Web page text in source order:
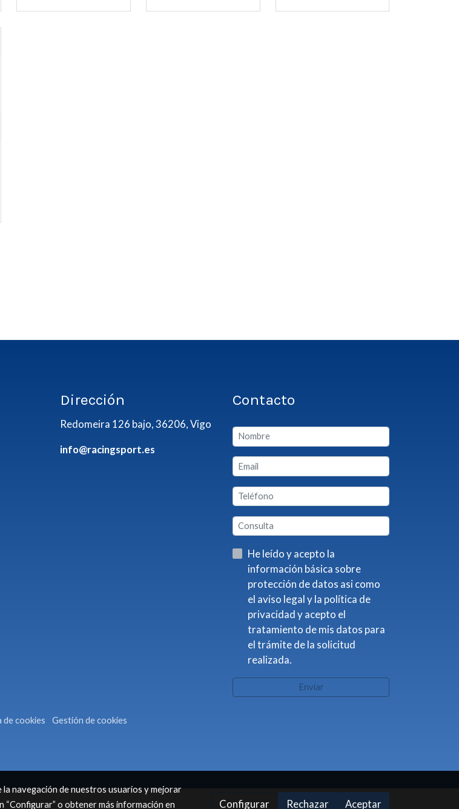
Dirección
Redomeira 126 bajo, 36206, Vigo
info@racingsport.es
Contacto
He leído y acepto la
información básica sobre
protección de datos asi como
el aviso legal y la política de
privacidad y acepto el
tratamiento de mis datos para
el trámite de la solicitud
realizada.
Enviar
de cookies Gestión de cookies
navegación de nuestros usuarios y mejorar
o obtener más información en
Configurar Rechazar Aceptar